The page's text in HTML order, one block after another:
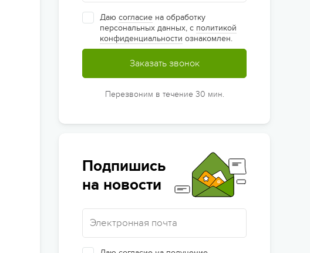
Даю согласие на обработку
персональных данных, с политикой
конфиденциальности ознакомлен.
Заказать звонок
Перезвоним в течение 30 мин.
Подпишись
на новости